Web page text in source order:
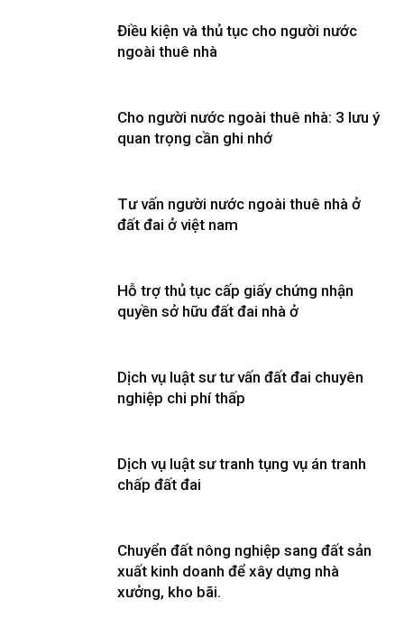
Điều kiện và thủ tục cho người nước
ngoài thuê nhà
Cho người nước ngoài thuê nhà: 3 lưu ý
quan trọng cần ghi nhớ
Tư vấn người nước ngoài thuê nhà ở
đất đai ở việt nam
Hỗ trợ thủ tục cấp giấy chứng nhận
quyền sở hữu đất đai nhà ở
Dịch vụ luật sư tư vấn đất đai chuyên
nghiệp chi phí thấp
Dịch vụ luật sư tranh tụng vụ án tranh
chấp đất đai
Chuyển đất nông nghiệp sang đất sản
xuất kinh doanh để xây dựng nhà
xưởng, kho bãi.